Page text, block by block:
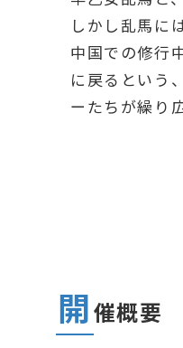
しかし乱馬に
中国での修行
に戻るという
ーたちが繰り
開催概要